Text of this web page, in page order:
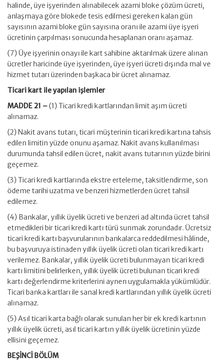
halinde, üye işyerinden alınabilecek azami bloke çözüm ücreti,
anlaşmaya göre blokede tesis edilmesi gereken kalan gün
sayısının azami bloke gün sayısına oranı ile azami üye işyeri
ücretinin çarpılması sonucunda hesaplanan oranı aşamaz.
(7) Üye işyerinin onayı ile kart sahibine aktarılmak üzere alınan
ücretler haricinde üye işyerinden, üye işyeri ücreti dışında mal ve
hizmet tutarı üzerinden başkaca bir ücret alınamaz.
Ticari kart ile yapılan işlemler
MADDE 21 –(1) Ticari kredi kartlarından limit aşım ücreti
alınamaz.
(2) Nakit avans tutarı, ticari müşterinin ticari kredi kartına tahsis
edilen limitin yüzde onunu aşamaz. Nakit avans kullanılması
durumunda tahsil edilen ücret, nakit avans tutarının yüzde birini
geçemez.
(3) Ticari kredi kartlarında ekstre erteleme, taksitlendirme, son
ödeme tarihi uzatma ve benzeri hizmetlerden ücret tahsil
edilemez.
(4) Bankalar, yıllık üyelik ücreti ve benzeri ad altında ücret tahsil
etmedikleri bir ticari kredi kartı türü sunmak zorundadır. Ücretsiz
ticari kredi kartı başvurularının bankalarca reddedilmesi hâlinde,
bu başvuruya istinaden yıllık üyelik ücreti olan ticari kredi kartı
verilemez. Bankalar, yıllık üyelik ücreti bulunmayan ticari kredi
kartı limitini belirlerken, yıllık üyelik ücreti bulunan ticari kredi
kartı değerlendirme kriterlerini aynen uygulamakla yükümlüdür.
Ticari banka kartları ile sanal kredi kartlarından yıllık üyelik ücreti
alınamaz.
(5) Asıl ticari karta bağlı olarak sunulan her bir ek kredi kartının
yıllık üyelik ücreti, asıl ticari kartın yıllık üyelik ücretinin yüzde
ellisini geçemez.
BEŞİNCİ BÖLÜM